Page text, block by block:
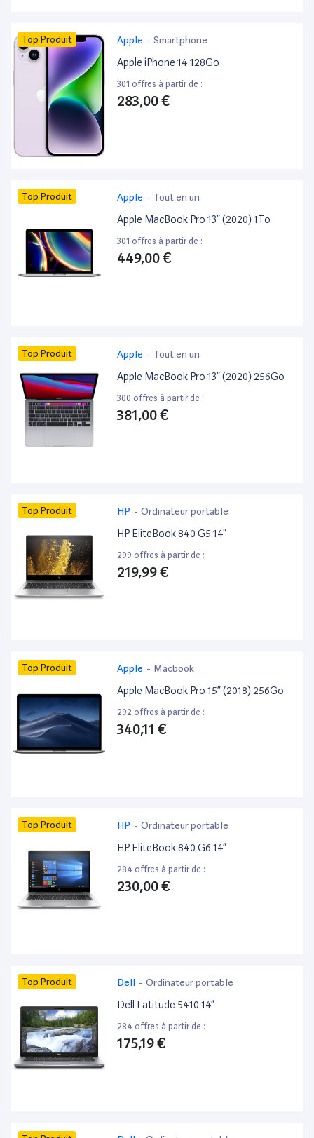
Top Produit Apple - Smartphone
Apple iPhone 14 128Go
301 offres à partir de :
283,00 €
Top Produit Apple - Tout en un
Apple MacBook Pro 13” (2020) 1To
301 offres à partir de :
449,00 €
Top Produit Apple - Tout en un
Apple MacBook Pro 13” (2020) 256Go
300 offres à partir de :
381,00 €
Top Produit HP - Ordinateur portable
HP EliteBook 840 G5 14”
299 offres à partir de :
219,99 €
Top Produit Apple - Macbook
Apple MacBook Pro 15” (2018) 256Go
292 offres à partir de :
340,11 €
Top Produit HP - Ordinateur portable
HP EliteBook 840 G6 14”
284 offres à partir de :
230,00 €
Top Produit Dell - Ordinateur portable
Dell Latitude 5410 14”
284 offres à partir de :
175,19 €